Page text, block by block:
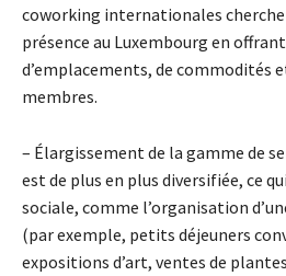
coworking internationales
présence au Luxembourg en
d’emplacements, de commodités
membres.
– Élargissement de la gamme de
est de plus en plus diversifiée, ce
sociale, comme l’organisation
(par exemple, petits déjeuners
expositions d’art, ventes de